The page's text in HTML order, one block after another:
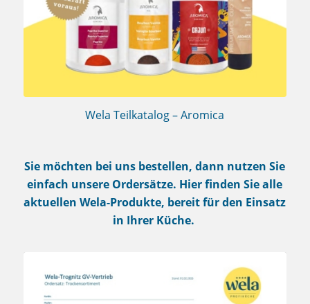
Wela Teilkatalog – Aromica
Sie möchten bei uns bestellen, dann nutzen Sie
einfach unsere Ordersätze. Hier finden Sie alle
aktuellen Wela-Produkte, bereit für den Einsatz
in Ihrer Küche.